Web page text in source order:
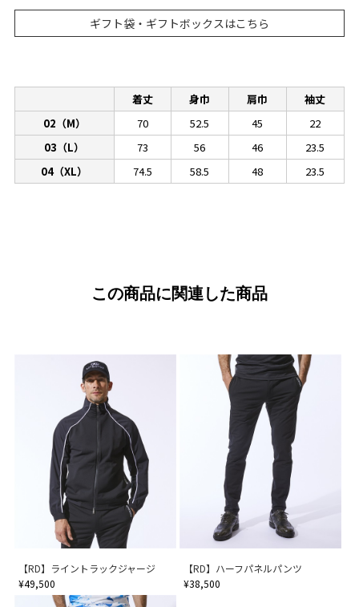
ギフト袋・ギフトボックスはこちら
着丈 身巾 肩巾
袖丈
02（M）
70 52.5 45
22
03（L）
73 56 46
23.5
04（XL）
74.5 58.5 48 23.5
この商品に関連した商品
【RD】ライントラックジャージ
¥49,500
【RD】ハーフパネルパンツ
¥38,500